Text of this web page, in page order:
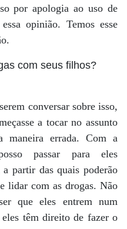
por apologia ao uso de
opinião. Temos esse
com seus filhos?
conversar sobre isso,
a tocar no assunto
maneira errada. Com a
passar para eles
partir das quais poderão
lidar com as drogas. Não
que eles entrem num
têm direito de fazer o